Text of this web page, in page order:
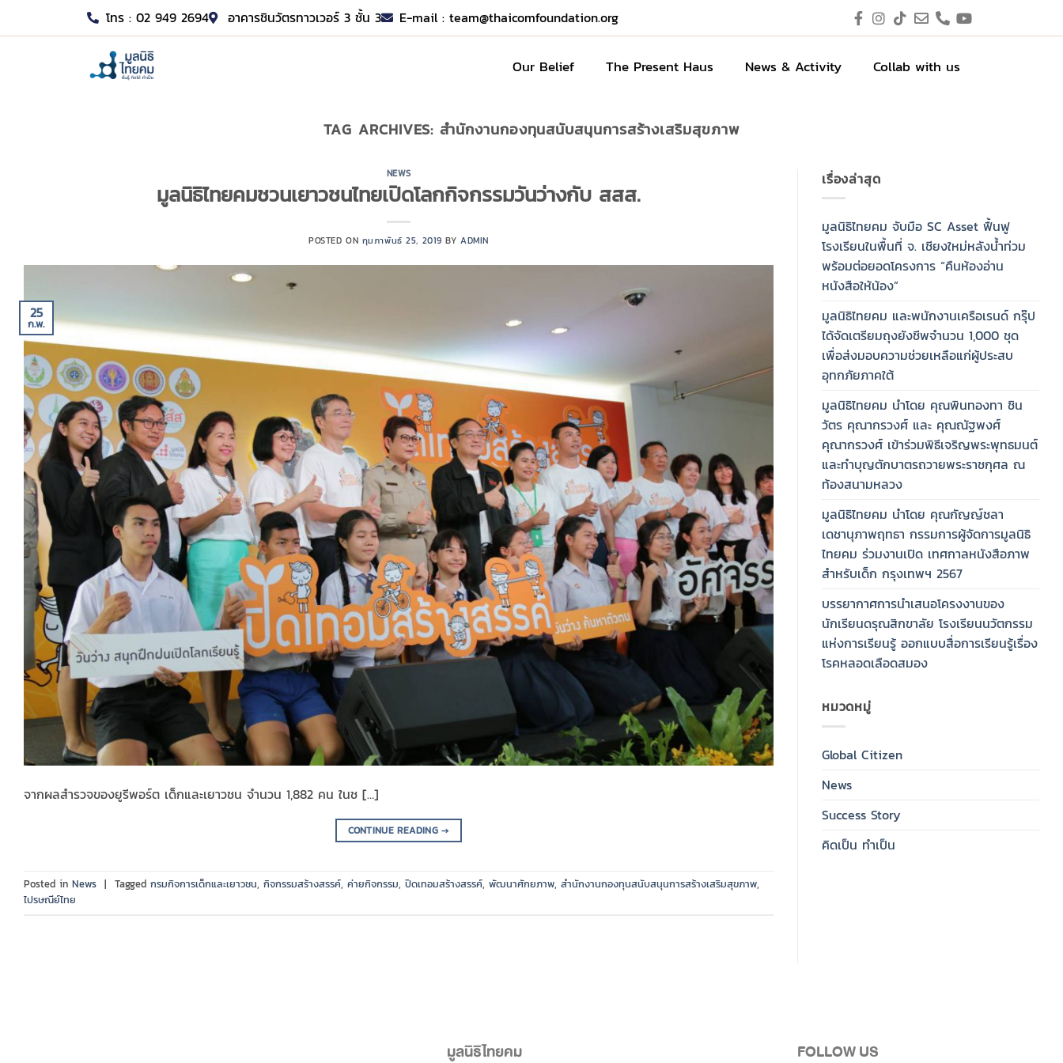
โทร : 02 949 2694 อาคารชินวัตรทาวเวอร์ 3 ชั้น 3 E-mail :team@thaicomfoundation.org
Our Belief The Present Haus News & Activity Collab with us
TAG ARCHIVES: สำนักงานกองทุนสนับสนุนการสร้างเสริมสุขภาพ
NEWS
มูลนิธิไทยคมชวนเยาวชนไทยเปิดโลกกิจกรรมวันว่างกับ สสส.
POSTED ON กุมภาพันธ์ 25, 2019 BY ADMIN
25
ก.พ.
จากผลสำรวจของยูรีพอร์ต เด็กและเยาวชน จำนวน 1,882 คน ในช […]
CONTINUE READING→
Posted in News | Tagged กรมกิจการเด็กและเยาวชน, กิจกรรมสร้างสรรค์, ค่ายกิจกรรม, ปิดเทอมสร้างสรรค์, พัฒนาศักยภาพ, สำนักงานกองทุนสนับสนุนการสร้างเสริมสุขภาพ,
ไปรษณีย์ไทย
เรื่องล่าสุด
มูลนิธิไทยคม จับมือ SC Asset ฟื้นฟู
โรงเรียนในพื้นที่ จ. เชียงใหม่หลังน้ำท่วม
พร้อมต่อยอดโครงการ “คืนห้องอ่าน
หนังสือให้น้อง”
มูลนิธิไทยคม และพนักงานเครือเรนด์ กรุ๊ป
ได้จัดเตรียมถุงยังชีพจำนวน 1,000 ชุด
เพื่อส่งมอบความช่วยเหลือแก่ผู้ประสบ
อุทกภัยภาคใต้
มูลนิธิไทยคม นำโดย คุณพินทองทา ชิน
วัตร คุณากรวงศ์ และ คุณณัฐพงศ์
คุณากรวงศ์ เข้าร่วมพิธีเจริญพระพุทธมนต์
และทำบุญตักบาตรถวายพระราชกุศล ณ
ท้องสนามหลวง
มูลนิธิไทยคม นำโดย คุณกัญญ์ชลา
เดชานุภาพฤทธา กรรมการผู้จัดการมูลนิธิ
ไทยคม ร่วมงานเปิด เทศกาลหนังสือภาพ
สำหรับเด็ก กรุงเทพฯ 2567
บรรยากาศการนำเสนอโครงงานของ
นักเรียนดรุณสิกขาลัย โรงเรียนนวัตกรรม
แห่งการเรียนรู้ ออกแบบสื่อการเรียนรู้เรื่อง
โรคหลอดเลือดสมอง
หมวดหมู่
Global Citizen
News
Success Story
คิดเป็น ทำเป็น
มูลนิธิไทยคม FOLLOW US